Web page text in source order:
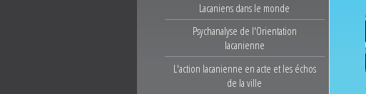
Lacaniens dans le monde
Psychanalyse de l'Orientation
lacanienne
L'action lacanienne en acte et les échos
de la ville